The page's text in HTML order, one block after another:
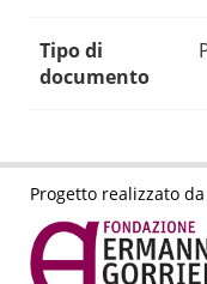
Tipo di
documento
Progetto realizzato da